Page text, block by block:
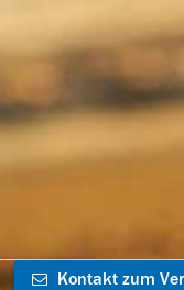
Kontakt zum